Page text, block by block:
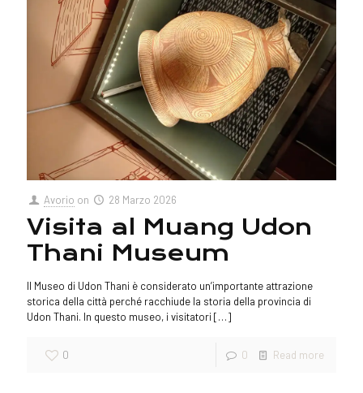
Avorio on 28 Marzo 2026
Visita al Muang Udon
Thani Museum
Il Museo di Udon Thani è considerato un’importante attrazione
storica della città perché racchiude la storia della provincia di
Udon Thani. In questo museo, i visitatori […]
0 0 Read more